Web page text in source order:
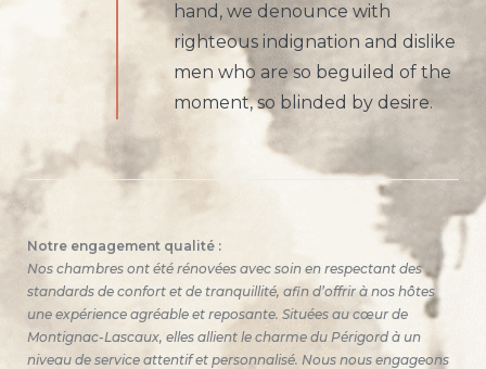
hand, we denounce with
righteous indignation and dislike
men who are so beguiled of the
moment, so blinded by desire.
Notre engagement qualité :
Nos chambres ont été rénovées avec soin en respectant des
standards de confort et de tranquillité, afin d’offrir à nos hôtes
une expérience agréable et reposante. Situées au cœur de
Montignac-Lascaux, elles allient le charme du Périgord à un
niveau de service attentif et personnalisé. Nous nous engageons